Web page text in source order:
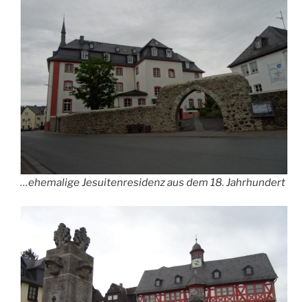
…ehemalige Jesuitenresidenz aus dem 18. Jahrhundert